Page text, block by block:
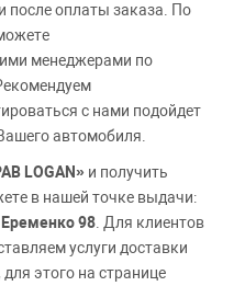
после оплаты заказа. По
менеджерами по
с нами подойдет
автомобиля.
LOGAN» и получить
в нашей точке выдачи:
98 . Для клиентов
услуги доставки
этого на странице